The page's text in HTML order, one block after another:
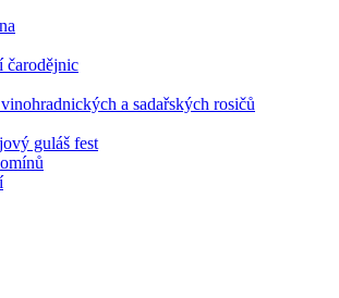
čarodějnic
a sadařských rosičů
guláš fest